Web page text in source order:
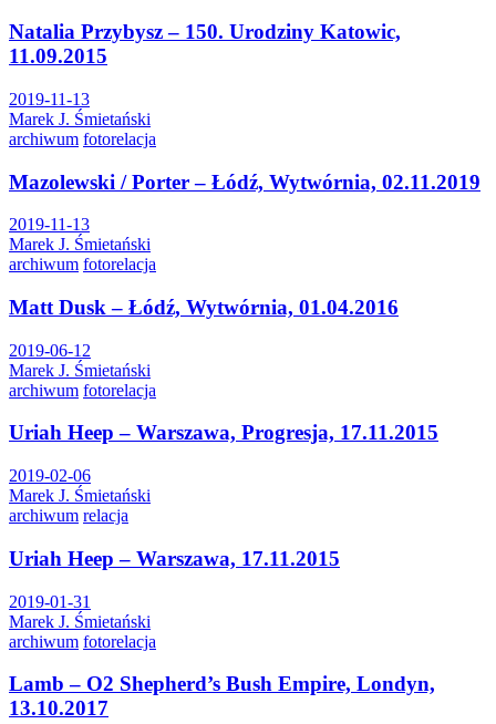
Natalia Przybysz – 150. Urodziny Katowic,
11.09.2015
2019-11-13
Marek J. Śmietański
archiwum fotorelacja
Mazolewski / Porter – Łódź, Wytwórnia, 02.11.2019
2019-11-13
Marek J. Śmietański
archiwum fotorelacja
Matt Dusk – Łódź, Wytwórnia, 01.04.2016
2019-06-12
Marek J. Śmietański
archiwum fotorelacja
Uriah Heep – Warszawa, Progresja, 17.11.2015
2019-02-06
Marek J. Śmietański
archiwum relacja
Uriah Heep – Warszawa, 17.11.2015
2019-01-31
Marek J. Śmietański
archiwum fotorelacja
Lamb – O2 Shepherd’s Bush Empire, Londyn,
13.10.2017